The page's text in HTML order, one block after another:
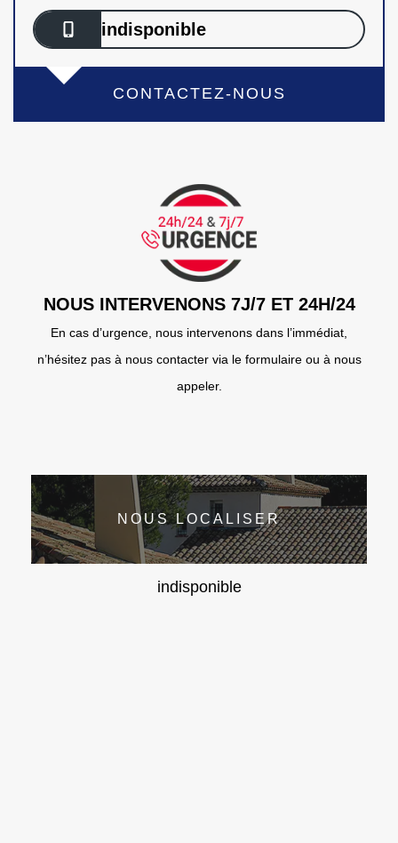
indisponible
CONTACTEZ-NOUS
NOUS INTERVENONS 7J/7 ET 24H/24
En cas d’urgence, nous intervenons dans l’immédiat,
n’hésitez pas à nous contacter via le formulaire ou à nous
appeler.
NOUS LOCALISER
indisponible